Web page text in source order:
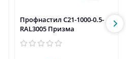
Профнастил C21-1000-0.5-
RAL3005 Призма